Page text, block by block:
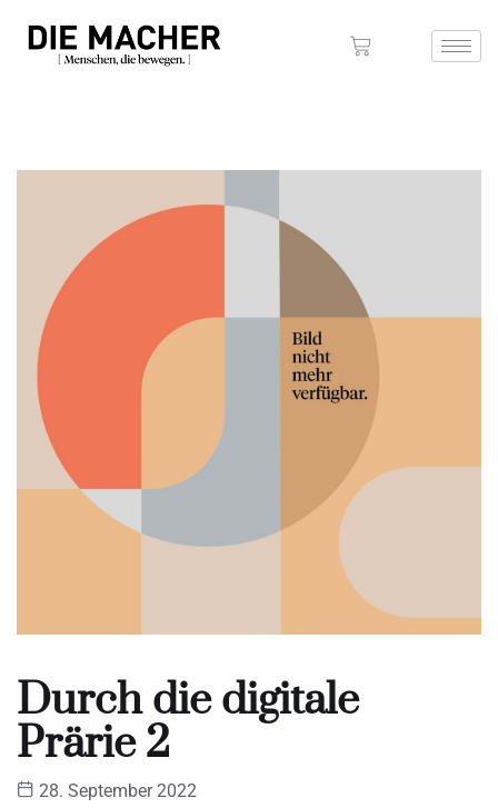
Durch die digitale
Prärie 2
28. September 2022